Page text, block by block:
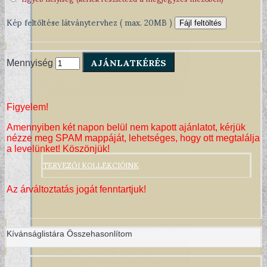
TERVEZŐI KOLLEKCIÓINK
Kép feltöltése látványtervhez ( max. 20MB ) Fájl feltöltés
Mennyiség AJÁNLATKÉRÉS
Figyelem!
Amennyiben két napon belül nem kapott ajánlatot, kérjük
nézze meg SPAM mappáját, lehetséges, hogy ott megtalálja
a levelünket! Köszönjük!
Az árváltoztatás jogát fenntartjuk!
Kívánságlistára Összehasonlítom